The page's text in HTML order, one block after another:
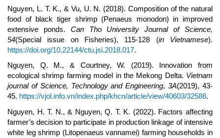
Nguyen, L. T. K., & Vu, U. N. (2018). Composition of the natural
food of black tiger shrimp (Penaeus monodon) in improved
extensive ponds. Can Tho University Journal of Science,
54(Special issue on Fisheries), 115-128 (in Vietnamese).
https://doi.org/10.22144/ctu.jsi.2018.017.
Nguyen, Q. M., & Courtney, W. (2019). Innovation from
ecological shrimp farming model in the Mekong Delta. Vietnam
journal of Science, Technology and Engineering,3A(2019), 43-
45. https://vjol.info.vn/index.php/khcn/article/view/40603/32588.
Nguyen, H. T. N., & Nguyen, Q. T. K. (2022). Factors affecting
farmer’s decision to participate in production linkage of intensive
white leg shrimp (Litopenaeus vannamei) farming households in